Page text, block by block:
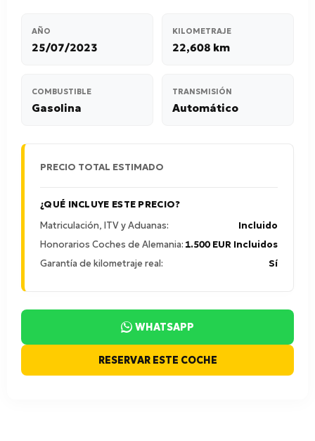
AÑO
25/07/2023
KILOMETRAJE
22,608 km
COMBUSTIBLE
Gasolina
TRANSMISIÓN
Automático
PRECIO TOTAL ESTIMADO
¿QUÉ INCLUYE ESTE PRECIO?
Matriculación, ITV y Aduanas:
Incluido
Honorarios Coches de Alemania: 1.500 EUR Incluidos
Garantía de kilometraje real:
Sí
WHATSAPP
RESERVAR ESTE COCHE